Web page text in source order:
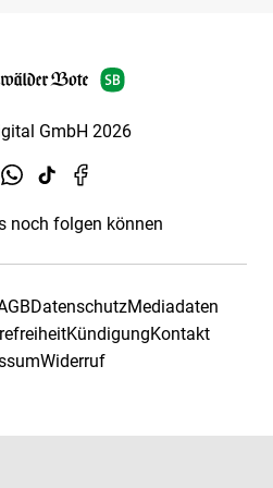
GmbH 2026
noch folgen können
DatenschutzMediadaten
KündigungKontakt
Widerruf